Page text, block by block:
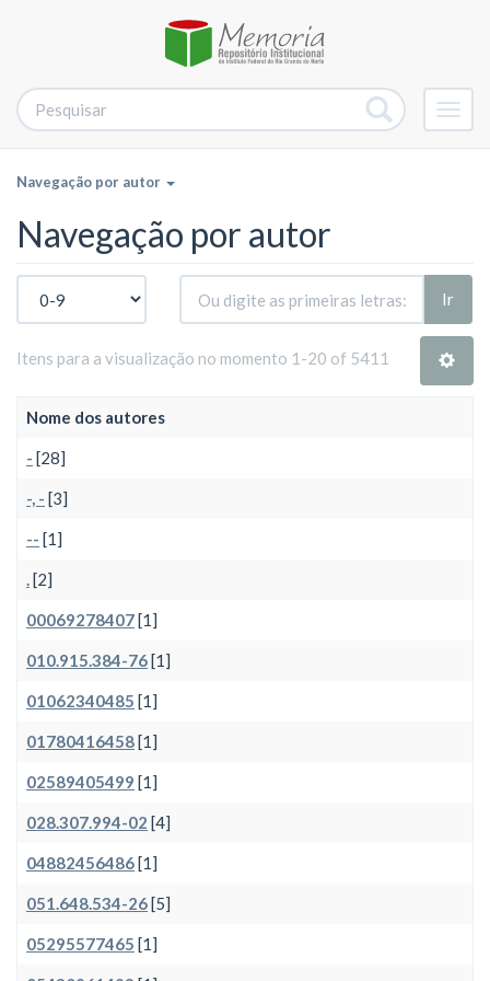
Navegação por autor
Navegação por autor
Ir
Itens para a visualização no momento 1-20 of 5411
Nome dos autores
- [28]
-, - [3]
-- [1]
.[2]
00069278407[1]
010.915.384-76[1]
01062340485 [1]
01780416458[1]
02589405499 [1]
028.307.994-02 [4]
04882456486[1]
051.648.534-26[5]
05295577465 [1]